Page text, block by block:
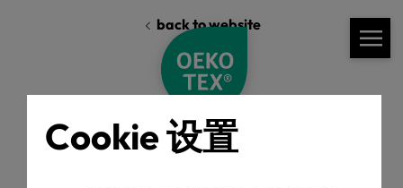
Cookie 设置
back to website